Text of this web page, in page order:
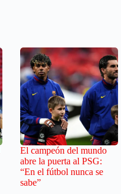
El campeón del mundo
abre la puerta al PSG:
“En el fútbol nunca se
sabe”